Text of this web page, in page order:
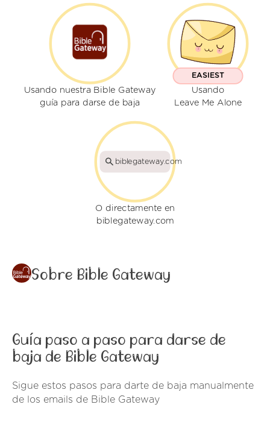
Usando nuestra Bible Gateway
guía para darse de baja
EASIEST
Usando
Leave Me Alone
biblegateway.com
O directamente en
biblegateway.com
Sobre Bible Gateway
Guía paso a paso para darse de
baja de Bible Gateway
Sigue estos pasos para darte de baja manualmente
de los emails de Bible Gateway